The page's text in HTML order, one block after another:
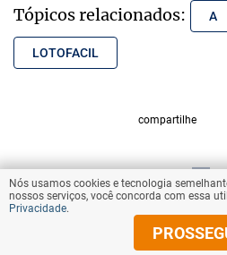
Tópicos relacionados: A
LOTOFACIL
compartilhe
VOLTAR AO
© Copyright 2026 Diários Associados
Nós usamos cookies e tecnologia
nossos serviços, você concorda com essa
Privacidade.